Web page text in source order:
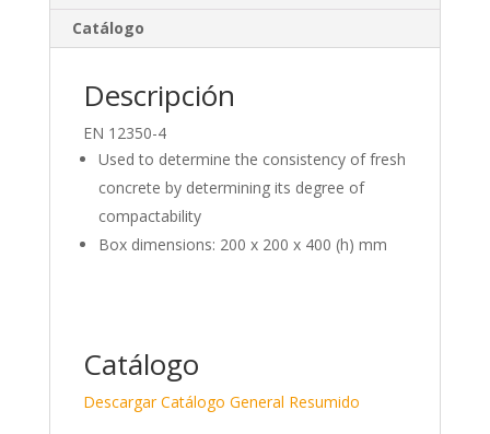
dI
n
o
o
ar
ti
Catálogo
Descripción
EN 12350-4
Used to determine the consistency of fresh
concrete by determining its degree of
compactability
Box dimensions: 200 x 200 x 400 (h) mm
Catálogo
Descargar Catálogo General Resumido